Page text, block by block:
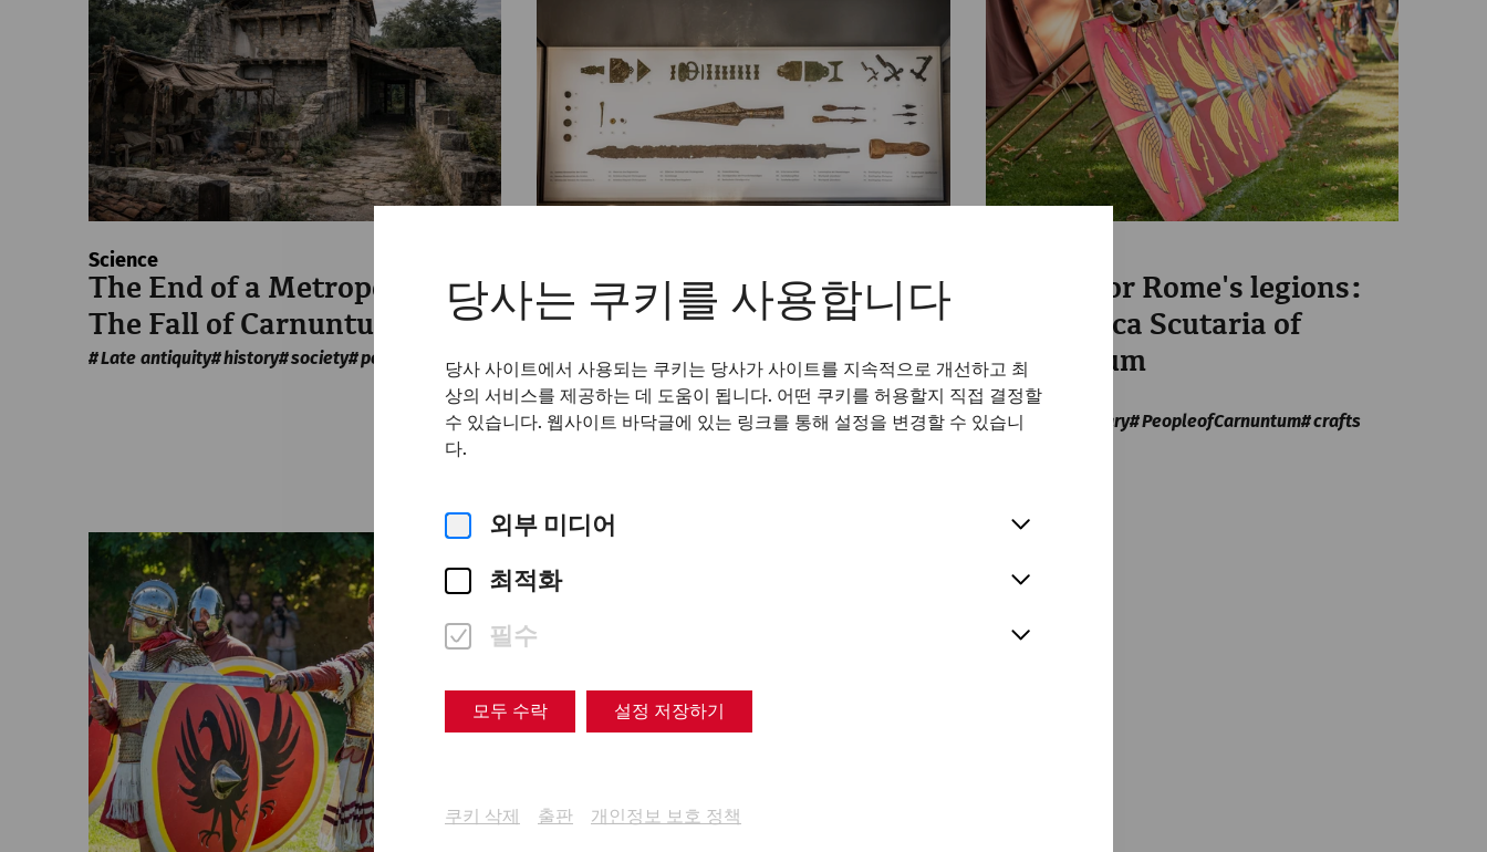
당사는 쿠키를 사용합니다
당사 사이트에서 사용되는 쿠키는 당사가 사이트를 지속적으로 개선하고 최
상의 서비스를 제공하는 데 도움이 됩니다. 어떤 쿠키를 허용할지 직접 결정할
수 있습니다. 웹사이트 바닥글에 있는 링크를 통해 설정을 변경할 수 있습니
다.
외부 미디어
최적화
필수
모두 수락 설정 저장하기
쿠키 삭제 출판 개인정보 보호 정책
Science
The End of a Metropolis –
The Fall of Carnuntum
Late antiquity history society politics
Politics and the world of faith
in late antiquity - 1700 years
of the Council of Nicaea
Religion Late antiquity museum exhibition
Shields for Rome's legions:
the Fabrica Scutaria of
Carnuntum
Late
antiquity
Military PeopleofCarnuntum crafts